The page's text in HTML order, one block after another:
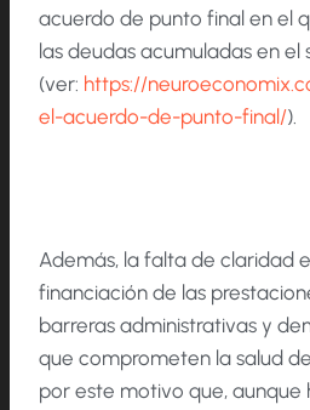
acuerdo de punto final en el
las deudas acumuladas en el
(ver: https://
el-acuerdo-de-punto-final/).
Además, la falta de claridad
financiación de las
barreras administrativas y
que comprometen la salud
por este motivo que, aunque